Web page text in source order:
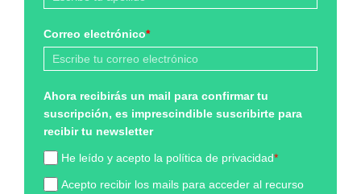
Correo electrónico*
Ahora recibirás un mail para confirmar tu
suscripción, es imprescindible suscribirte para
recibir tu newsletter
He leído y acepto la política de privacidad*
Acepto recibir los mails para acceder al recurso